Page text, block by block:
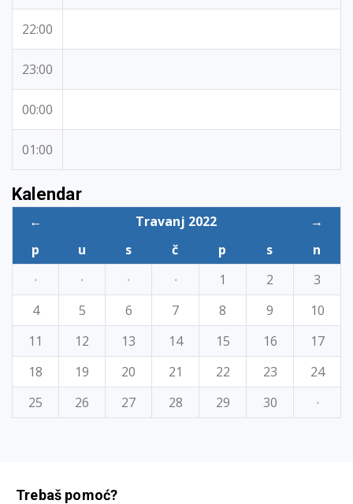
22:00
23:00
00:00
01:00
Kalendar
← Travanj 2022
→
p
u s č p s
n
·
· · · 1 2
3
4
5 6 7 8 9
10
11
12 13 14 15 16
17
18
19 20 21 22 23
24
25
26 27 28 29 30 ·
Trebaš pomoć?